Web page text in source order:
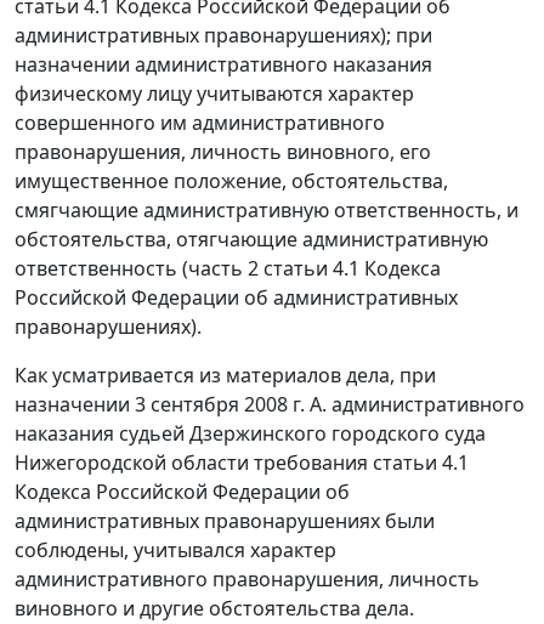
статьи 4.1 Кодекса Российской Федерации об
административных правонарушениях); при
назначении административного наказания
физическому лицу учитываются характер
совершенного им административного
правонарушения, личность виновного, его
имущественное положение, обстоятельства,
смягчающие административную ответственность, и
обстоятельства, отягчающие административную
ответственность (часть 2 статьи 4.1 Кодекса
Российской Федерации об административных
правонарушениях).
Как усматривается из материалов дела, при
назначении 3 сентября 2008 г. А. административного
наказания судьей Дзержинского городского суда
Нижегородской области требования статьи 4.1
Кодекса Российской Федерации об
административных правонарушениях были
соблюдены, учитывался характер
административного правонарушения, личность
виновного и другие обстоятельства дела.